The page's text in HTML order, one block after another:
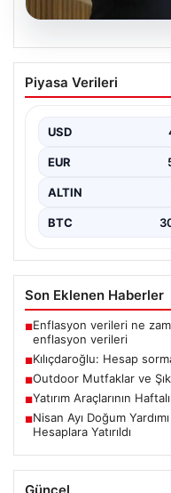
05.08.2026
Kılıçdaroğlu:
vermekten de
Piyasa Verileri
USD
EUR
ALTIN
BTC
Son Eklenen Haberler
■Enflasyon verileri ne
enflasyon verileri
■Kılıçdaroğlu: Hesap
■Outdoor Mutfaklar ve
■Yatırım Araçlarının
■Nisan Ayı Doğum
Hesaplara Yatırıldı